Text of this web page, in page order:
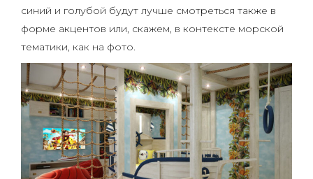
синий и голубой будут лучше смотреться также в
форме акцентов или, скажем, в контексте морской
тематики, как на фото.